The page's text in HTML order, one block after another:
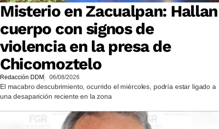
Misterio en Zacualpan: Hallan
cuerpo con signos de
violencia en la presa de
Chicomoztelo
Redacción DDM 06/08/2026
El macabro descubrimiento, ocurrido el miércoles, podría estar ligado a
una desaparición reciente en la zona